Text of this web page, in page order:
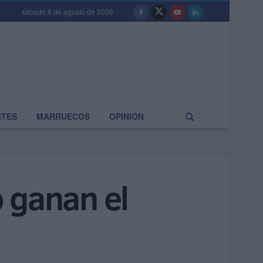
sábado 8 de agosto de 2026
MARRUECOS OPINIÓN
el